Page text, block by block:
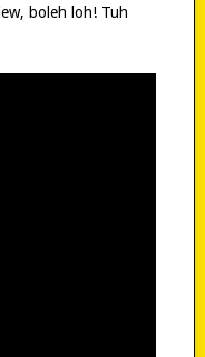
boleh loh! Tuh